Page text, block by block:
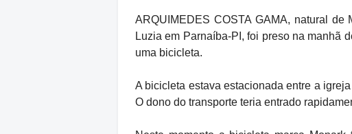
ARQUIMEDES COSTA GAMA, natural
Luzia em Parnaíba-PI, foi preso na manhã
uma bicicleta.
A bicicleta estava estacionada entre a
O dono do transporte teria entrado